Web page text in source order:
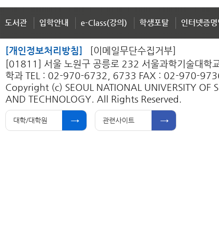
도서관 입학안내 e-Class(강의) 학생포탈 인터넷증
[개인정보처리방침]
[이메일무단수집거부]
[01811] 서울 노원구 공릉로 232 서울과학기술대학
학과 TEL : 02-970-6732, 6733 FAX : 02-970-
Copyright (c) SEOUL NATIONAL UNIVERSITY OF
AND TECHNOLOGY. All Rights Reserved.
대학/대학원 관련사이트